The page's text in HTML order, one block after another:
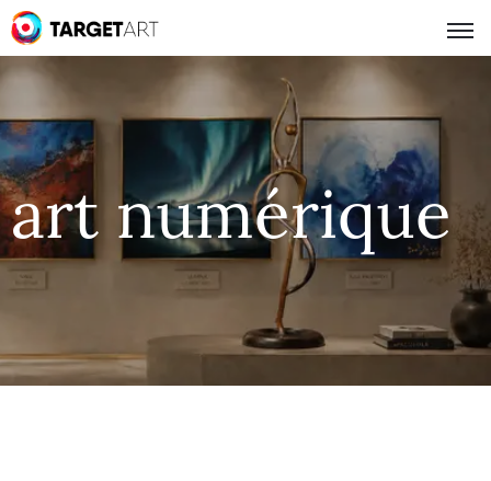
art numérique